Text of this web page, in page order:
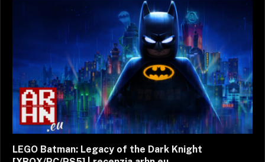
LEGO Batman: Legacy of the Dark Knight